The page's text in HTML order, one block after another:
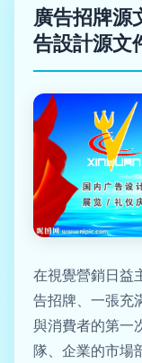
廣告招牌源
告設計源文
在視覺營銷日益
告招牌、一張充
與消費者的第一
隊、企業的市場